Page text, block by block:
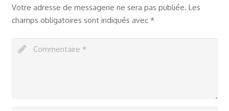
Votre adresse de messagerie ne sera pas publiée. Les
champs obligatoires sont indiqués avec *